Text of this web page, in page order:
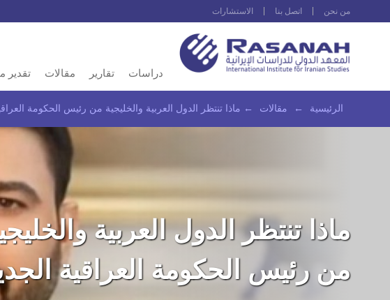
من نحن اتصل بنا الاستشارات
دراسات تقارير مقالات تقدير
الرئيسية ← مقالات ← ماذا تنتظر الدول العربية والخليجية من رئيس الحكومة
ماذا تنتظر الدول العربية
من رئيس الحكومة العراقية